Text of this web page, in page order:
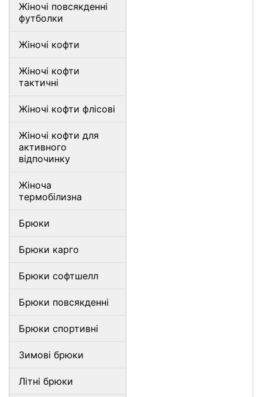
Жіночі повсякденні
футболки
Жіночі кофти
Жіночі кофти
тактичні
Жіночі кофти флісові
Жіночі кофти для
активного
відпочинку
Жіноча
термобілизна
Брюки
Брюки карго
Брюки софтшелл
Брюки повсякденні
Брюки спортивні
Зимові брюки
Літні брюки